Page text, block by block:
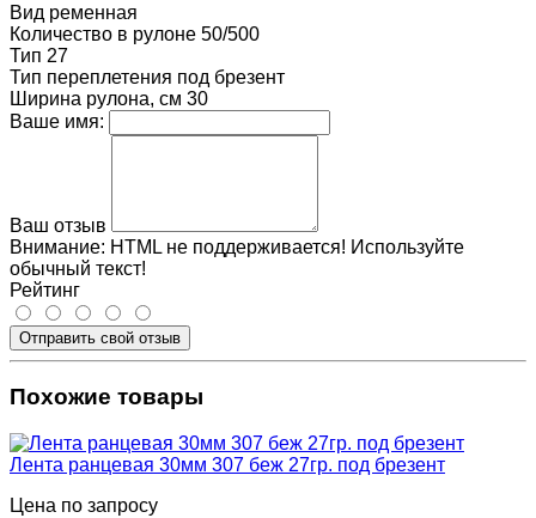
Вид ременная
Количество в рулоне 50/500
Тип 27
Тип переплетения под брезент
Ширина рулона, см 30
Ваше имя:
Ваш отзыв
Внимание: HTML не поддерживается! Используйте
обычный текст!
Рейтинг
Отправить свой отзыв
Похожие товары
Лента ранцевая 30мм 307 беж 27гр. под брезент
Цена по запросу